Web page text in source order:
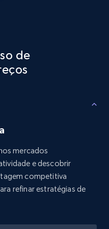
id, Title, Rating,
Comece agora
de
mercados
e descobrir
competitiva
refinar estratégias de